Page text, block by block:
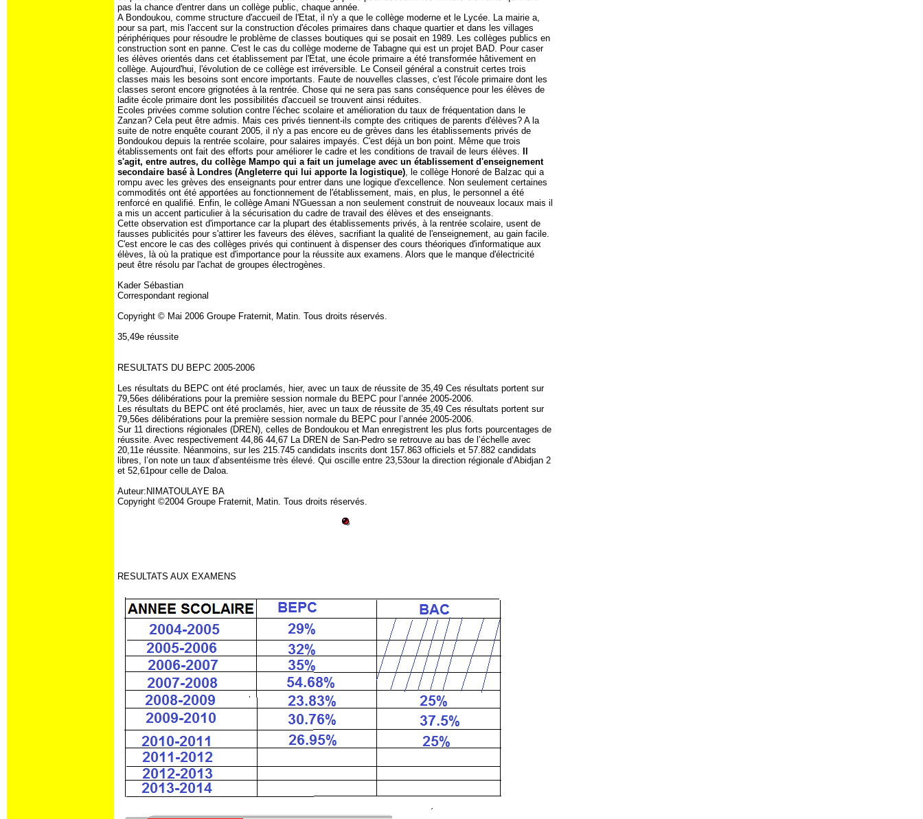
pas la chance d'entrer dans un collège public, chaque année.
A Bondoukou, comme structure d'accueil de l'Etat, il n'y a que le collège moderne et le Lycée. La mairie a,
pour sa part, mis l'accent sur la construction d'écoles primaires dans chaque quartier et dans les villages
périphériques pour résoudre le problème de classes boutiques qui se posait en 1989. Les collèges publics en
construction sont en panne. C'est le cas du collège moderne de Tabagne qui est un projet BAD. Pour caser
les élèves orientés dans cet établissement par l'Etat, une école primaire a été transformée hâtivement en
collège. Aujourd'hui, l'évolution de ce collège est irréversible. Le Conseil général a construit certes trois
classes mais les besoins sont encore importants. Faute de nouvelles classes, c'est l'école primaire dont les
classes seront encore grignotées à la rentrée. Chose qui ne sera pas sans conséquence pour les élèves de
ladite école primaire dont les possibilités d'accueil se trouvent ainsi réduites.
Ecoles privées comme solution contre l'échec scolaire et amélioration du taux de fréquentation dans le
Zanzan? Cela peut être admis. Mais ces privés tiennent-ils compte des critiques de parents d'élèves? A la
suite de notre enquête courant 2005, il n'y a pas encore eu de grèves dans les établissements privés de
Bondoukou depuis la rentrée scolaire, pour salaires impayés. C'est déjà un bon point. Même que trois
établissements ont fait des efforts pour améliorer le cadre et les conditions de travail de leurs élèves.
s'agit, entre autres, du collège Mampo qui a fait un jumelage avec un établissement d'enseignement
secondaire basé à Londres (Angleterre qui lui apporte la logistique), le collège Honoré de Balzac qui a
rompu avec les grèves des enseignants pour entrer dans une logique d'excellence. Non seulement certaines
commodités ont été apportées au fonctionnement de l'établissement, mais, en plus, le personnel a été
renforcé en qualifié. Enfin, le collège Amani N'Guessan a non seulement construit de nouveaux locaux mais il
a mis un accent particulier à la sécurisation du cadre de travail des élèves et des enseignants.
Cette observation est d'importance car la plupart des établissements privés, à la rentrée scolaire, usent de
fausses publicités pour s'attirer les faveurs des élèves, sacrifiant la qualité de l'enseignement, au gain facile.
C'est encore le cas des collèges privés qui continuent à dispenser des cours théoriques d'informatique aux
élèves, là où la pratique est d'importance pour la réussite aux examens. Alors que le manque d'électricité
peut être résolu par l'achat de groupes électrogènes.
Kader Sébastian
Correspondant regional
Copyright © Mai 2006 Groupe Fraternit‚ Matin. Tous droits réservés.
35,49e réussite
RESULTATS DU BEPC 2005-2006
Les résultats du BEPC ont été proclamés, hier, avec un taux de réussite de 35,49 Ces résultats portent sur
79,56es délibérations pour la première session normale du BEPC pour l’année 2005-2006.
Les résultats du BEPC ont été proclamés, hier, avec un taux de réussite de 35,49 Ces résultats portent sur
79,56es délibérations pour la première session normale du BEPC pour l’année 2005-2006.
Sur 11 directions régionales (DREN), celles de Bondoukou et Man enregistrent les plus forts pourcentages de
réussite. Avec respectivement 44,86 44,67 La DREN de San-Pedro se retrouve au bas de l’échelle avec
20,11e réussite. Néanmoins, sur les 215.745 candidats inscrits dont 157.863 officiels et 57.882 candidats
libres, l’on note un taux d’absentéisme très élevé. Qui oscille entre 23,53our la direction régionale d’Abidjan 2
et 52,61pour celle de Daloa.
Auteur:NIMATOULAYE BA
Copyright ©2004 Groupe Fraternit‚ Matin. Tous droits réservés.
RESULTATS AUX EXAMENS